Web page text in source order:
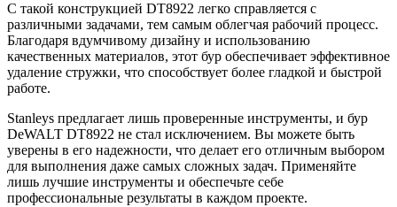
С такой конструкцией DT8922 легко справляется с
различными задачами, тем самым облегчая рабочий процесс.
Благодаря вдумчивому дизайну и использованию
качественных материалов, этот бур обеспечивает эффективное
удаление стружки, что способствует более гладкой и быстрой
работе.
Stanleys предлагает лишь проверенные инструменты, и бур
DeWALT DT8922 не стал исключением. Вы можете быть
уверены в его надежности, что делает его отличным выбором
для выполнения даже самых сложных задач. Применяйте
лишь лучшие инструменты и обеспечьте себе
профессиональные результаты в каждом проекте.